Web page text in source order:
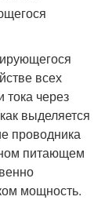
всех
через
выделяется
проводника
питающем
мощность.